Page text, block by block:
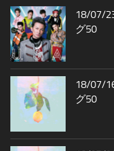
18/07/
グ50
18/07/
グ50